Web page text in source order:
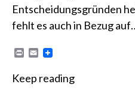
Entscheidungsgründen
fehlt es auch in Bezug
n
E
i
Keep reading